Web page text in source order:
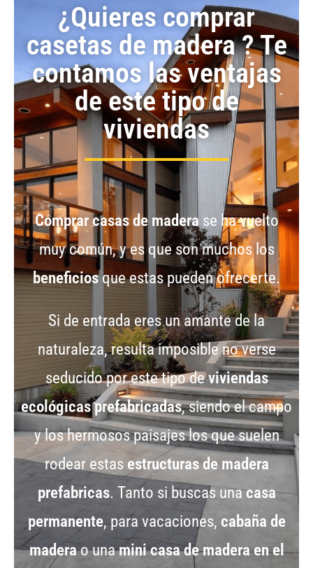
¿Quieres comprar
casetas de madera ? Te
contamos las ventajas
de este tipo de
viviendas
Comprar casas de maderase ha vuelto
muy común, y es que son muchos los
beneficiosque estas pueden ofrecerte.
Si de entrada eres un amante de la
naturaleza, resulta imposible no verse
seducido por este tipo deviviendas
ecológicas prefabricadas, siendo el campo
y los hermosos paisajes los que suelen
rodear estas estructuras de madera
prefabricas. Tanto si buscas unacasa
permanente, para vacaciones, cabaña de
maderao unamini casa de madera en el